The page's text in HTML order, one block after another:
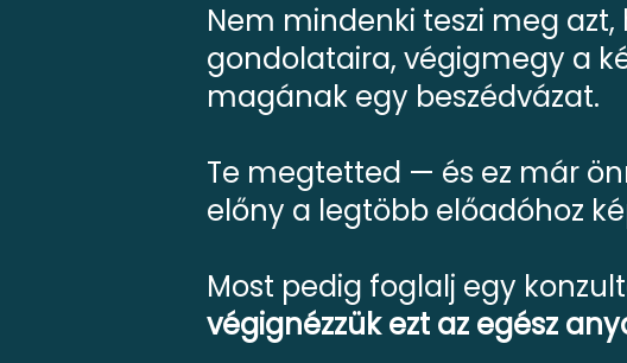
Nem mindenki teszi meg
gondolataira, végigmegy a
magának egy beszédvázat.
Te megtetted — és ez már
előny a legtöbb előadóhoz
Most pedig foglalj egy
végignézzük ezt az egész